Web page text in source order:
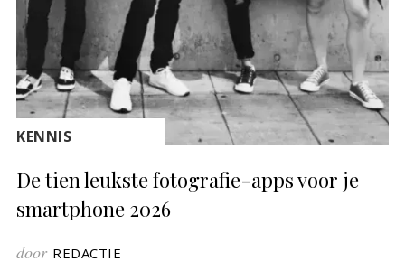
KENNIS
De tien leukste fotografie-apps voor je
smartphone 2026
door REDACTIE